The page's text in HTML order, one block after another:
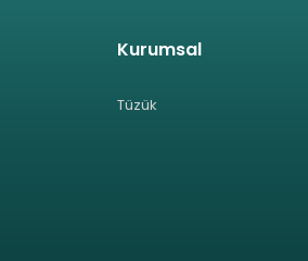
Kurumsal
Tüzük